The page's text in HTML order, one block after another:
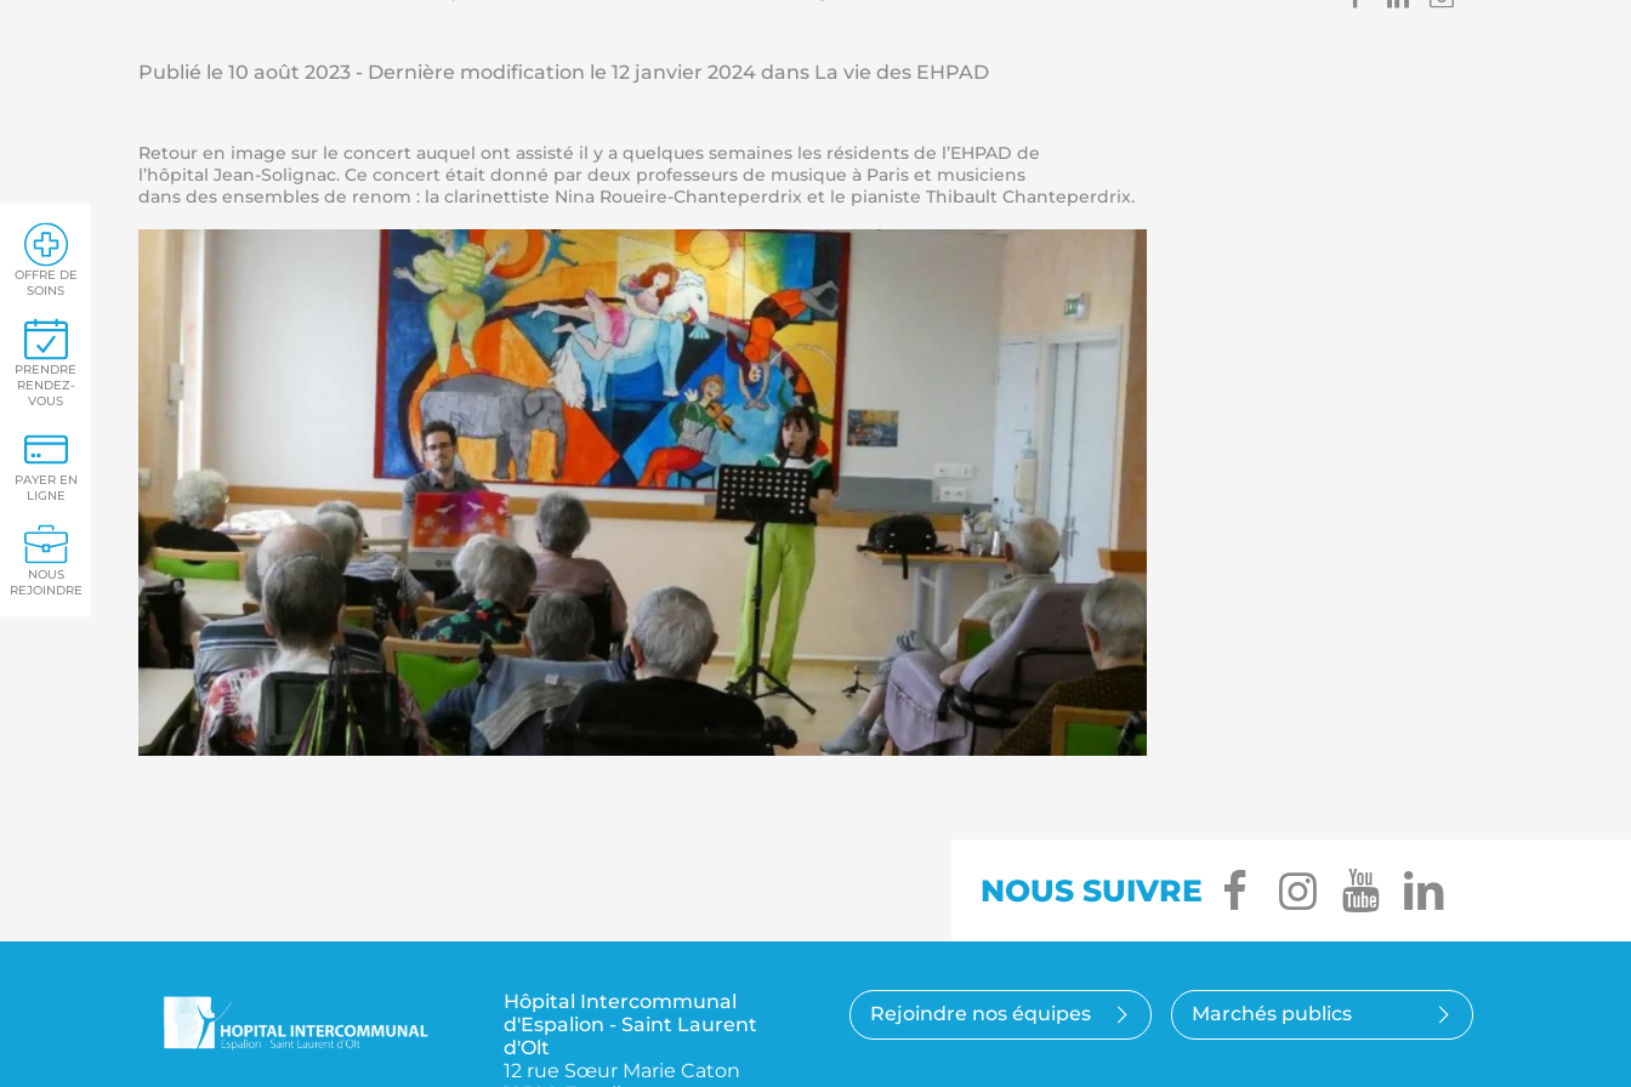
OFFRE DE
SOINS
PRENDRE
RENDEZ-
VOUS
PAYER EN
LIGNE
NOUS
REJOINDRE
Publié le 10 août 2023 - Dernière modification le 12 janvier 2024 dans La vie des EHPAD
Retour en image sur le concert auquel ont assisté il y a quelques semaines les résidents de l’EHPAD de
l’hôpital Jean-Solignac. Ce concert était donné par deux professeurs de musique à Paris et musiciens
dans des ensembles de renom : la clarinettiste Nina Roueire-Chanteperdrix et le pianiste Thibault Chanteperdrix.
NOUS SUIVRE facebook
instagram
youtube
Hôpital Intercommunal
d'Espalion - Saint Laurent
d'Olt
12 rue Sœur Marie Caton
Rejoindre nos équipes Marchés publics